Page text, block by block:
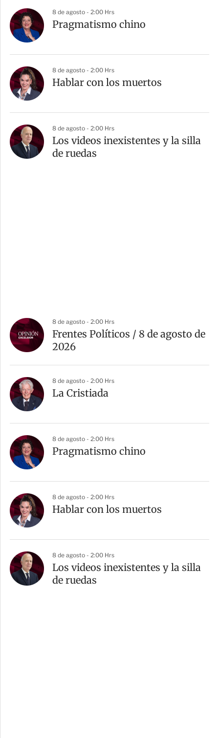
8 de agosto - 2:00 Hrs
Pragmatismo chino
8 de agosto - 2:00 Hrs
Hablar con los muertos
8 de agosto - 2:00 Hrs
Los videos inexistentes y la silla
de ruedas
8 de agosto - 2:00 Hrs
Frentes Políticos / 8 de agosto de
2026
8 de agosto - 2:00 Hrs
La Cristiada
8 de agosto - 2:00 Hrs
Pragmatismo chino
8 de agosto - 2:00 Hrs
Hablar con los muertos
8 de agosto - 2:00 Hrs
Los videos inexistentes y la silla
de ruedas